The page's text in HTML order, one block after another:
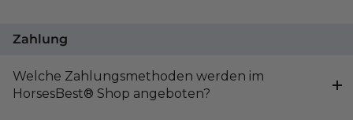
Zahlung
Welche Zahlungsmethoden werden im
HorsesBest® Shop angeboten?